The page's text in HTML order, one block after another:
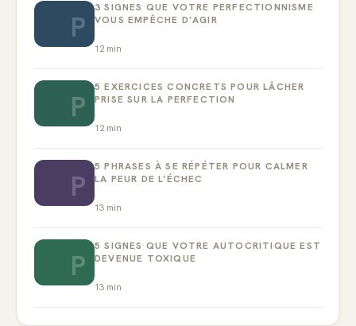
P
3 SIGNES QUE VOTRE PERFECTIONNISME
VOUS EMPÊCHE D’AGIR
12min
P
5 EXERCICES CONCRETS POUR LÂCHER
PRISE SUR LA PERFECTION
12min
P
5 PHRASES À SE RÉPÉTER POUR CALMER
LA PEUR DE L’ÉCHEC
13 min
P
5 SIGNES QUE VOTRE AUTOCRITIQUE EST
DEVENUE TOXIQUE
13 min